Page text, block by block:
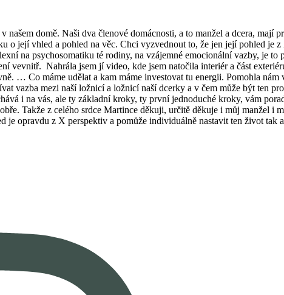
domě. Naši dva členové domácnosti, a to manžel a dcera, mají
o její vhled a pohled na věc. Chci vyzvednout to, že jen její pohled je
na psychosomatiku té rodiny, na vzájemné emocionální vazby, je to
vevnitř. Nahrála jsem jí video, kde jsem natočila interiér a část
… Co máme udělat a kam máme investovat tu energii. Pomohla
vazba mezi naší ložnicí a ložnicí naší dcerky a v čem může být ten
i na vás, ale ty základní kroky, ty první jednoduché kroky, vám
Takže z celého srdce Martince děkuji, určitě děkuje i můj manžel i
opravdu z X perspektiv a pomůže individuálně nastavit ten život tak